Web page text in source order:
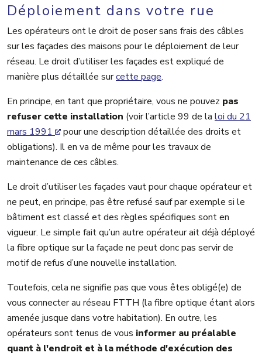
Déploiement dans votre rue
Les opérateurs ont le droit de poser sans frais des câbles
sur les façades des maisons pour le déploiement de leur
réseau. Le droit d’utiliser les façades est expliqué de
manière plus détaillée surcette page.
En principe, en tant que propriétaire, vous ne pouvez pas
refuser cette installation (voir l’article 99 de la loi du 21
mars 1991
pour une description détaillée des droits et
obligations). Il en va de même pour les travaux de
maintenance de ces câbles.
Le droit d’utiliser les façades vaut pour chaque opérateur et
ne peut, en principe, pas être refusé sauf par exemple si le
bâtiment est classé et des règles spécifiques sont en
vigueur. Le simple fait qu’un autre opérateur ait déjà déployé
la fibre optique sur la façade ne peut donc pas servir de
motif de refus d’une nouvelle installation.
Toutefois, cela ne signifie pas que vous êtes obligé(e) de
vous connecter au réseau FTTH (la fibre optique étant alors
amenée jusque dans votre habitation). En outre, les
opérateurs sont tenus de vous informer au préalable
quant à l'endroit et à la méthode d'exécution des